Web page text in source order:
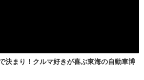
決まり！クルマ好きが喜ぶ東海の自動車博